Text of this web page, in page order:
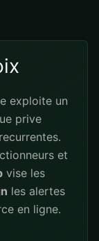
exploite un
prive
et
vise les
les alertes
en ligne.